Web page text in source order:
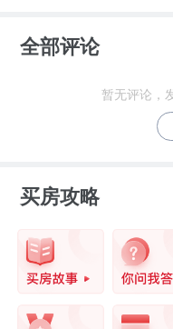
全部评论
暂无评论，
买房攻略